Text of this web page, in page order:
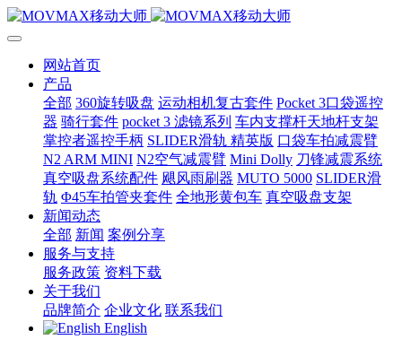
网站首页
产品
全部 360旋转吸盘 运动相机复古套件 Pocket 3口袋遥控
器 骑行套件 pocket 3 滤镜系列 车内支撑杆天地杆支架
掌控者遥控手柄 SLIDER滑轨 精英版 口袋车拍减震臂
N2 ARM MINI N2空气减震臂 Mini Dolly 刀锋减震系统
真空吸盘系统配件 飓风雨刷器 MUTO 5000 SLIDER滑
轨 Φ45车拍管夹套件 全地形黄包车 真空吸盘支架
新闻动态
全部 新闻 案例分享
服务与支持
服务政策 资料下载
关于我们
品牌简介 企业文化 联系我们
English